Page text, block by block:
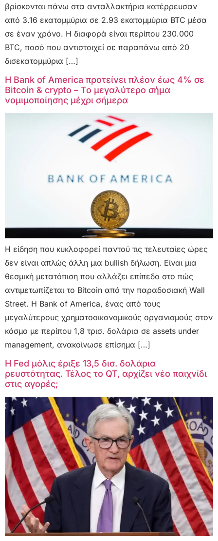
βρίσκονται πάνω στα ανταλλακτήρια κατέρρευσαν
από 3.16 εκατομμύρια σε 2.93 εκατομμύρια BTC μέσα
σε έναν χρόνο. Η διαφορά είναι περίπου 230.000
BTC, ποσό που αντιστοιχεί σε παραπάνω από 20
δισεκατομμύρια […]
Η Bank of America προτείνει πλέον έως 4% σε
Bitcoin & crypto – Το μεγαλύτερο σήμα
νομιμοποίησης μέχρι σήμερα
Η είδηση που κυκλοφορεί παντού τις τελευταίες ώρες
δεν είναι απλώς άλλη μια bullish δήλωση. Είναι μια
θεσμική μετατόπιση που αλλάζει επίπεδο στο πώς
αντιμετωπίζεται το Bitcoin από την παραδοσιακή Wall
Street. Η Bank of America, ένας από τους
μεγαλύτερους χρηματοοικονομικούς οργανισμούς στον
κόσμο με περίπου 1,8 τρισ. δολάρια σε assets under
management, ανακοίνωσε επίσημα […]
Η Fed μόλις έριξε 13,5 δισ. δολάρια
ρευστότητας. Τέλος το QT, αρχίζει νέο παιχνίδι
στις αγορές;